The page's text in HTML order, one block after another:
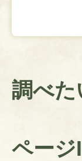
調べた
ページ